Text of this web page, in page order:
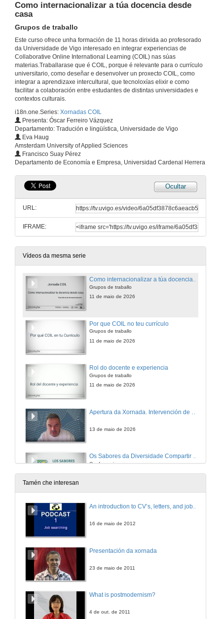
Como internacionalizar a túa docencia desde
casa
Grupos de traballo
Este curso ofrece unha formación de 11 horas dirixida ao profesorado
da Universidade de Vigo interesado en integrar experiencias de
Collaborative Online International Learning (COIL) nas súas
materias.Traballarase que é COIL, porque é relevante para o currículo
universitario, como deseñar e desenvolver un proxecto COIL, como
integrar a aprendizaxe intercultural, que tecnoloxías elixir e como
facilitar a colaboración entre estudantes de distintas universidades e
contextos culturais.
i18n.one.Series: Xornadas COIL
Presenta: Óscar Ferreiro Vázquez
Departamento: Tradución e lingüística, Universidade de Vigo
Eva Haug
Amsterdam University of Applied Sciences
Francisco Suay Pérez
Departamento de Economía e Empresa, Universidad Cardenal Herrera
Ocultar
URL:
IFRAME:
Vídeos da mesma serie
Como internacionalizar a túa docencia desde casa
Grupos de traballo
11 de maio de 2026
Por que COIL no teu currículo
Grupos de traballo
11 de maio de 2026
Rol do docente e experiencia
Grupos de traballo
11 de maio de 2026
13 de maio de 2026
Os Sabores da Diversidade Compartir desde a antropoloxía da alimentación
Conferencia
13 de maio de 2026
Conferencia
Conferencia
Conferencia
Tamén che interesan
An introduction to CV’s, letters, and job searching
16 de maio de 2012
Presentación da xornada
23 de maio de 2011
What is postmodernism?
4 de out. de 2011